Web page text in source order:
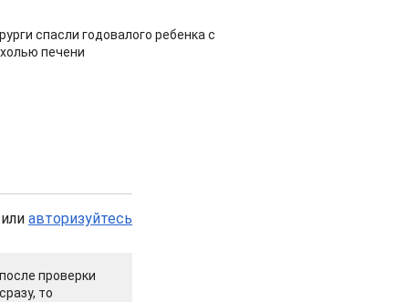
спасли годовалого ребенка с
печени
или авторизуйтесь
проверки
то